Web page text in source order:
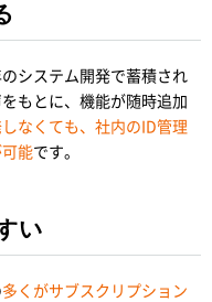
システム開発で蓄積され
もとに、機能が随時追加
なくても、社内のID管理
能です。
い
多くがサブスクリプション